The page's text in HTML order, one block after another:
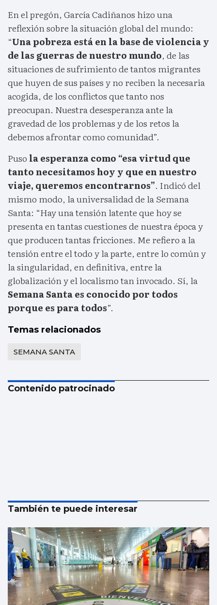
En el pregón, García Cadiñanos hizo una
reflexión sobre la situación global del mundo:
“Una pobreza está en la base de violencia y
de las guerras de nuestro mundo, de las
situaciones de sufrimiento de tantos migrantes
que huyen de sus países y no reciben la necesaria
acogida, de los conflictos que tanto nos
preocupan. Nuestra desesperanza ante la
gravedad de los problemas y de los retos la
debemos afrontar como comunidad”.
Puso la esperanza como “esa virtud que
tanto necesitamos hoy y que en nuestro
viaje, queremos encontrarnos”. Indicó del
mismo modo, la universalidad de la Semana
Santa: “Hay una tensión latente que hoy se
presenta en tantas cuestiones de nuestra época y
que producen tantas fricciones. Me refiero a la
tensión entre el todo y la parte, entre lo común y
la singularidad, en definitiva, entre la
globalización y el localismo tan invocado. Sí, la
Semana Santa es conocido por todos
porque es para todos”.
Temas relacionados
SEMANA SANTA
Contenido patrocinado
También te puede interesar